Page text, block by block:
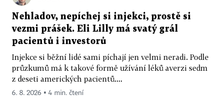
Nehladov, nepíchej si injekci, prostě si
vezmi prášek. Eli Lilly má svatý grál
pacientů i investorů
Injekce si běžní lidé sami píchají jen velmi neradi. Podle
průzkumů má k takové formě užívání léků averzi sedm
z deseti amerických pacientů....
6. 8. 2026 ▪ 4 min. čtení